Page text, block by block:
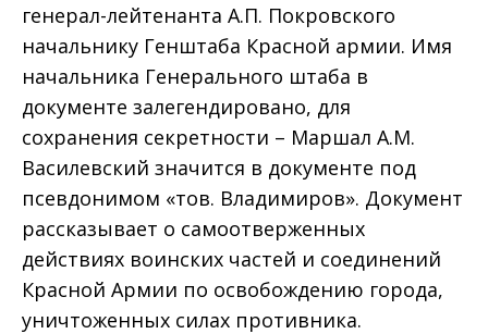
генерал-лейтенанта А.П. Покровского
начальнику Генштаба Красной армии. Имя
начальника Генерального штаба в
документе залегендировано, для
сохранения секретности – Маршал А.М.
Василевский значится в документе под
псевдонимом «тов. Владимиров». Документ
рассказывает о самоотверженных
действиях воинских частей и соединений
Красной Армии по освобождению города,
уничтоженных силах противника.